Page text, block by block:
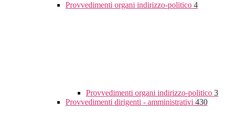
Provvedimenti organi indirizzo-politico 4
Provvedimenti organi indirizzo-politico 3
Provvedimenti dirigenti - amministrativi 430